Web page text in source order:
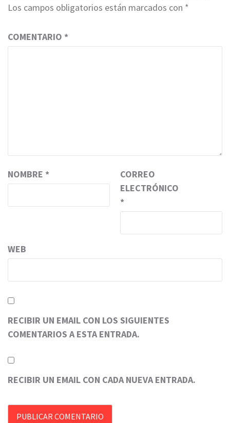
Los campos obligatorios están marcados con *
COMENTARIO *
NOMBRE *
CORREO
ELECTRÓNICO
*
WEB
RECIBIR UN EMAIL CON LOS SIGUIENTES
COMENTARIOS A ESTA ENTRADA.
RECIBIR UN EMAIL CON CADA NUEVA ENTRADA.